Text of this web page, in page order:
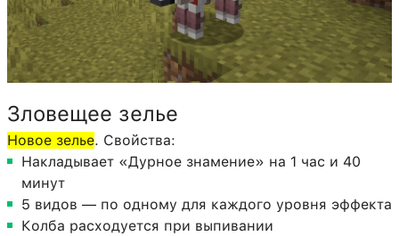
Зловещее зелье
Новое зелье. Свойства:
Накладывает «Дурное знамение» на 1 час и 40
минут
5 видов — по одному для каждого уровня эффекта
Колба расходуется при выпивании